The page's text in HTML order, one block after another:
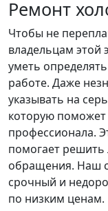
Ремонт
Чтобы не
владельцам этой
уметь
работе. Даже
указывать на
которую
профессионала.
помогает
обращения. Наш
срочный и
по низким ценам.